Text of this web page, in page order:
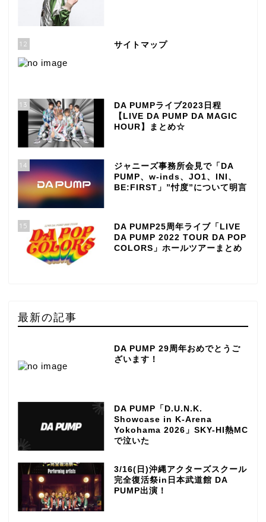
12 サイトマップ
13
DA PUMPライブ2023日程
【LIVE DA PUMP DA MAGIC
HOUR】まとめ☆
14
ジャニーズ事務所会見で「DA
PUMP、w-inds、JO1、INI、
BE:FIRST」”忖度”について明言
15
DA PUMP25周年ライブ「LIVE
DA PUMP 2022 TOUR DA POP
COLORS」ホールツアーまとめ
最新の記事
DA PUMP 29周年おめでとうご
ざいます！
DA PUMP「D.U.N.K.
Showcase in K-Arena
Yokohama 2026」SKY-HI熱MC
で泣いた
3/16(日)沖縄アクターズスクール
完全復活祭in日本武道館 DA
PUMP出演！